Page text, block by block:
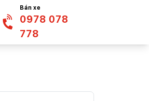
Bán xe
0978 078
778